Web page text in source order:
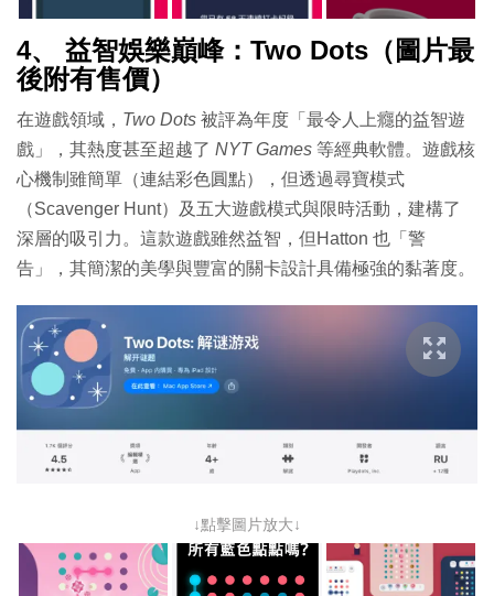
4、 益智娛樂巔峰：Two Dots（圖片最
後附有售價）
在遊戲領域， Two Dots 被評為年度「最令人上癮的益智遊
戲」，其熱度甚至超越了 NYT Games 等經典軟體。遊戲核
心機制雖簡單（連結彩色圓點），但透過尋寶模式
（Scavenger Hunt）及五大遊戲模式與限時活動，建構了
深層的吸引力。這款遊戲雖然益智，但Hatton 也「警
告」，其簡潔的美學與豐富的關卡設計具備極強的黏著度。
↓點擊圖片放大↓